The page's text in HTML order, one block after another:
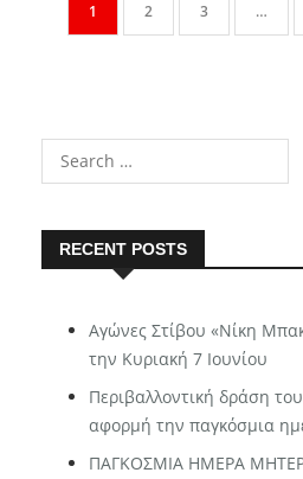
αγαπημένο σημείο για άσκηση και
1 2 3 …
RECENT POSTS
Αγώνες Στίβου «Νίκη
την Κυριακή 7 Ιουνίου
Περιβαλλοντική δράση
αφορμή την παγκόσμια
ΠΑΓΚΟΣΜΙΑ ΗΜΕΡΑ